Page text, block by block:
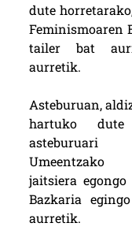
dute
Feminismoaren
tailer bat
aurretik.
Asteburuan,
hartuko dute
jaitsiera
Bazkaria
aurretik.